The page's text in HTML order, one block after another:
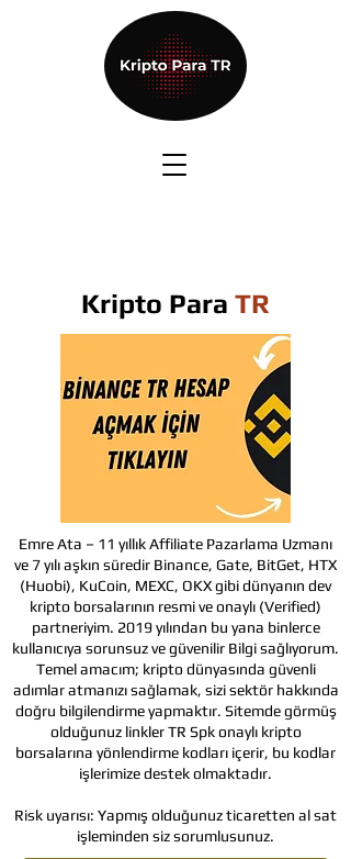
Kripto Para TR
Emre Ata – 11 yıllık Affiliate Pazarlama Uzmanı
ve 7 yılı aşkın süredir Binance, Gate, BitGet, HTX
(Huobi), KuCoin, MEXC, OKX gibi dünyanın dev
kripto borsalarının resmi ve onaylı (Verified)
partneriyim. 2019 yılından bu yana binlerce
kullanıcıya sorunsuz ve güvenilir Bilgi sağlıyorum.
Temel amacım; kripto dünyasında güvenli
adımlar atmanızı sağlamak, sizi sektör hakkında
doğru bilgilendirme yapmaktır. Sitemde görmüş
olduğunuz linkler TR Spk onaylı kripto
borsalarına yönlendirme kodları içerir, bu kodlar
işlerimize destek olmaktadır.
Risk uyarısı: Yapmış olduğunuz ticaretten al sat
işleminden siz sorumlusunuz.